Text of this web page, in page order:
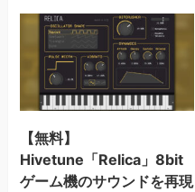
【無料】
Hivetune「Relica」8bit
ゲーム機のサウンドを再現